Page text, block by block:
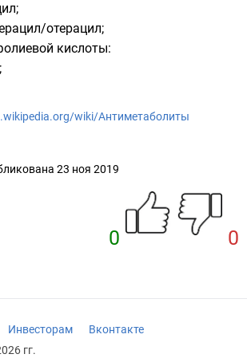
;
отерацил;
кислоты:
;
wiki/Антиметаболиты
23 ноя 2019
0 0
Инвесторам
Вконтакте
гг.